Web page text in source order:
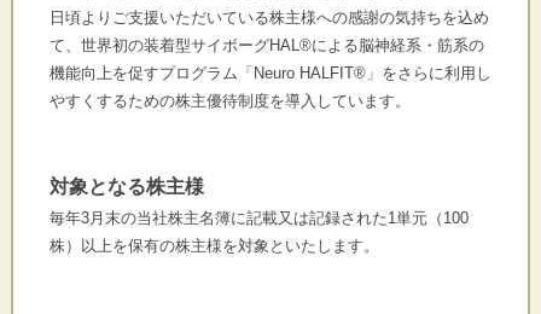
日頃よりご支援いただいている株主様への感謝の気持ちを込め
て、 世界初の装着型サイボーグHAL®による脳神経系・ 筋系の
機能向上を促すプログラム「Neuro HALFIT®」 をさらに利用し
やすくするための株主優待制度を導入しています。
対象となる株主様
毎年3月末の当社株主名簿に記載又は記録された1単元（100
株）以上を保有の株主様を対象といたします。